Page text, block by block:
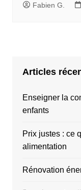
Fabien G.
Articles
Enseigner la
enfants
Prix justes : ce
alimentation
Rénovation